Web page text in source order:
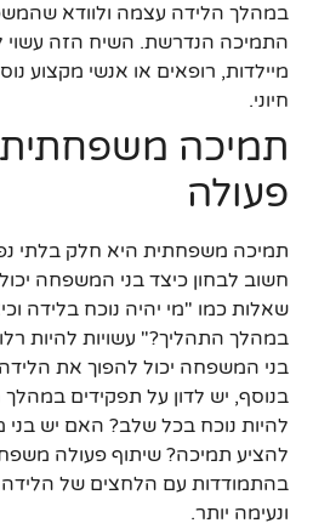
במהלך הלידה עצמה ולוודא
התמיכה הנדרשת. השיח הזה עשוי
מיילדות, רופאים או אנשי מקצוע
חיוני.
תמיכה משפחתית
פעולה
תמיכה משפחתית היא חלק בלתי
חשוב לבחון כיצד בני המשפחה
שאלות כמו "מי יהיה נוכח בלידה
במהלך התהליך?" עשויות להיות
בני המשפחה יכול להפוך את הלידה
בנוסף, יש לדון על תפקידים במהלך
להיות נוכח בכל שלב? האם יש בני
להציע תמיכה? שיתוף פעולה
בהתמודדות עם הלחצים של הלידה
ונעימה יותר.